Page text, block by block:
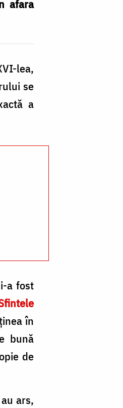
afara
lea,
se
a
a fost
în
bună
de
ars,